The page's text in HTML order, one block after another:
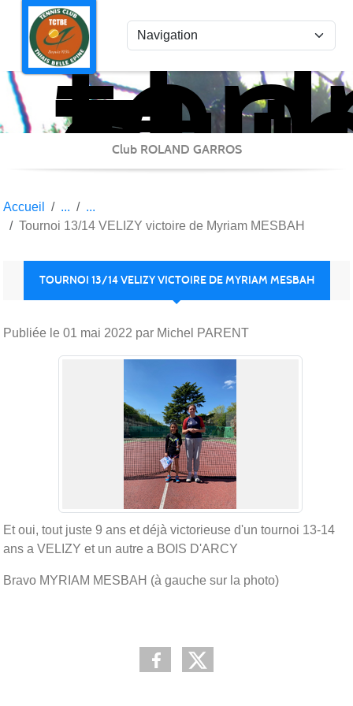
Club ROLAND GARROS
Accueil
Tournoi 13/14 VELIZY victoire de Myriam MESBAH
TOURNOI 13/14 VELIZY VICTOIRE DE MYRIAM MESBAH
Publiée le 01 mai 2022 par Michel PARENT
Et oui, tout juste 9 ans et déjà victorieuse d'un tournoi 13-14
ans a VELIZY et un autre a BOIS D'ARCY
Bravo MYRIAM MESBAH (à gauche sur la photo)
Panneau de gestion des cookies